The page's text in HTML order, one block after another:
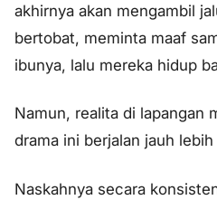
akhirnya akan mengambil
bertobat, meminta maaf
ibunya, lalu mereka hidup
Namun, realita di lapangan
drama ini berjalan jauh
Naskahnya secara